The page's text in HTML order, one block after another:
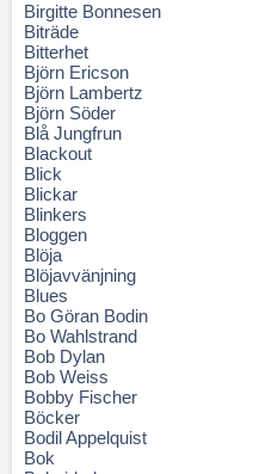
Birgitte Bonnesen
Biträde
Bitterhet
Björn Ericson
Björn Lambertz
Björn Söder
Blå Jungfrun
Blackout
Blick
Blickar
Blinkers
Bloggen
Blöja
Blöjavvänjning
Blues
Bo Göran Bodin
Bo Wahlstrand
Bob Dylan
Bob Weiss
Bobby Fischer
Böcker
Bodil Appelquist
Bok